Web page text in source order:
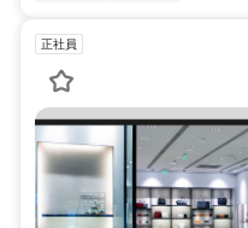
正社員